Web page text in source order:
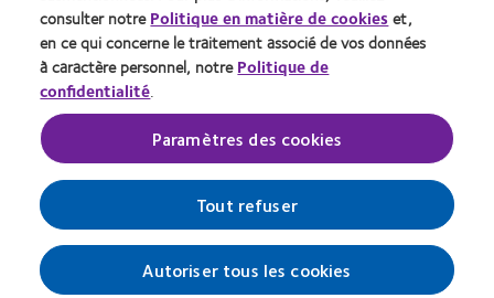
produit
MyDay™
(2013)
Year
(2013)
for
Leaders
(2012)
(2012)
Cookies
Gérer les préférences relatives
au consentement
Se connecter
Belgique
© 2026CooperVision|
Part ofCooperCompanies
consulter notrePolitique en matière de cookieset,
en ce qui concerne le traitement associé de vos données
à caractère personnel, notrePolitique de
confidentialité.
Paramètres des cookies
Tout refuser
Autoriser tous les cookies